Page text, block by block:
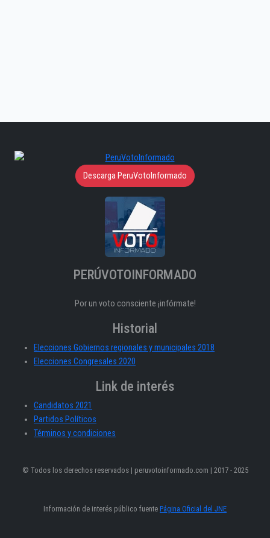
Descarga PeruVotoInformado
PERÚVOTOINFORMADO
Por un voto consciente ¡infórmate!
Historial
Elecciones Gobiernos regionales y municipales 2018
Elecciones Congresales 2020
Link de interés
Candidatos 2021
Partidos Políticos
Términos y condiciones
© Todos los derechos reservados | peruvotoinformado.com | 2017 - 2025
Información de interés público fuente Página Oficial del JNE